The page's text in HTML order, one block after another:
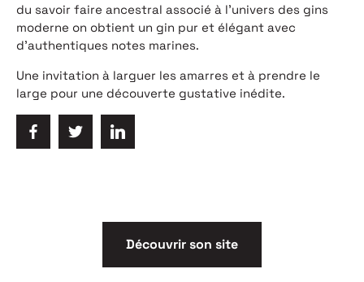
du savoir faire ancestral associé à l’univers des gins
moderne on obtient un gin pur et élégant avec
d’authentiques notes marines.
Une invitation à larguer les amarres et à prendre le
large pour une découverte gustative inédite.
Découvrir son site